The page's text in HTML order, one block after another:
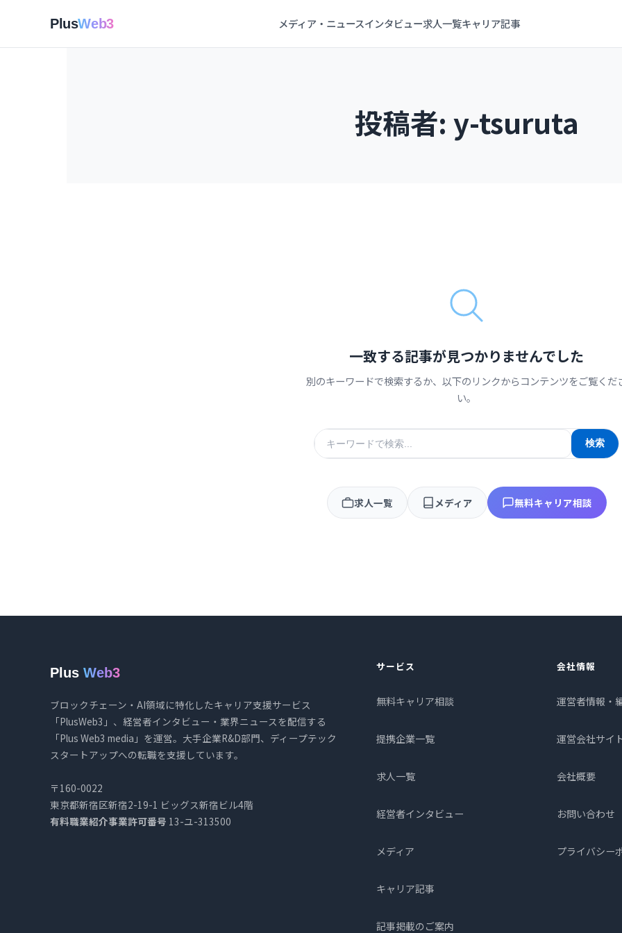
PlusWeb3 メディア・ニュースインタビュー求人一覧キャリア記事
投稿者: y-tsuruta
一致する記事が見つかりませんでした
別のキーワードで検索するか、以下のリンクからコンテンツをご覧くだ
い。
検
索
検索
求人一覧 メディア 無料キャリア相談
Plus Web3
ブロックチェーン・AI領域に特化したキャリア支援サービス
「PlusWeb3」、経営者インタビュー・業界ニュースを配信する
「Plus Web3 media」を運営。大手企業R&D部門、ディープテック
スタートアップへの転職を支援しています。
〒160-0022
東京都新宿区新宿2-19-1 ビッグス新宿ビル4階
有料職業紹介事業許可番号 13-ユ-313500
サービス
無料キャリア相談
提携企業一覧
求人一覧
経営者インタビュー
メディア
キャリア記事
記事掲載のご案内
会社情報
運営者情報・
運営会社サイ
会社概要
お問い合わせ
プライバシー